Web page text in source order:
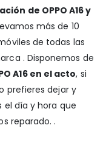
de OPPO A16 y
más de 10
de todas las
. Disponemos de
A16 en el acto, si
prefieres dejar y
el día y hora que
reparado. .